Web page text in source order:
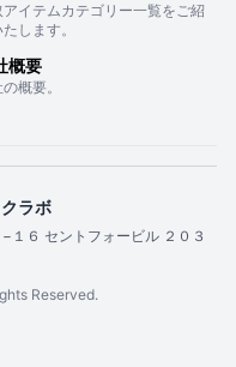
アイテムカテゴリー一覧をご紹
します。
概要
概要。
ラボ
６ セントフォービル ２０３
Reserved.